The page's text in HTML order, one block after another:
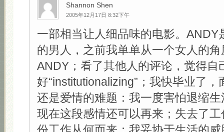
Shannon Shen
2005年12月17日 8:32下午
一部相当让人细品味的电影。ANDY
的男人，之前我单单从一个女人的
ANDY；看了其他人的评论，觉得自
好“institutionalizing”；我快毕业了，
还是爱情的难题：我一度害怕退缩
现在这段感情还可以再来；失去了